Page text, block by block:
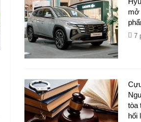
mở
7
tòa
hối